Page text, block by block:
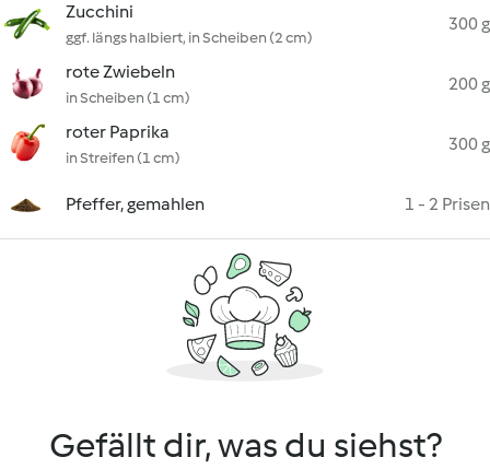
Zucchini
ggf. längs halbiert, in Scheiben (2 cm)
300 g
rote Zwiebeln
in Scheiben (1 cm)
200 g
roter Paprika
in Streifen (1 cm)
300 g
Pfeffer, gemahlen 1 - 2 Prisen
Gefällt dir, was du siehst?